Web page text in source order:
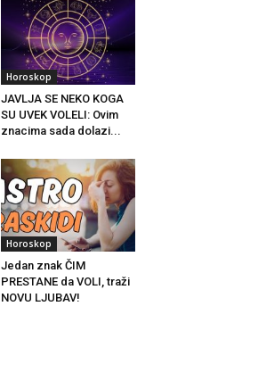
Horoskop
JAVLJA SE NEKO KOGA
SU UVEK VOLELI: Ovim
znacima sada dolazi...
Horoskop
Jedan znak ČIM
PRESTANE da VOLI, traži
NOVU LJUBAV!